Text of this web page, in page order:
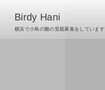
Birdy Hani
横浜で小鳥の雛の里親募集をしています